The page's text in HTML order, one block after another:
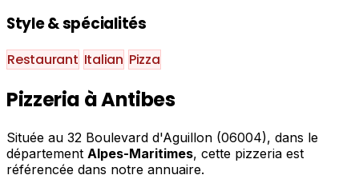
Style & spécialités
Restaurant Italian Pizza
Pizzeria à Antibes
Située au 32 Boulevard d'Aguillon (06004), dans le
département Alpes-Maritimes, cette pizzeria est
référencée dans notre annuaire.